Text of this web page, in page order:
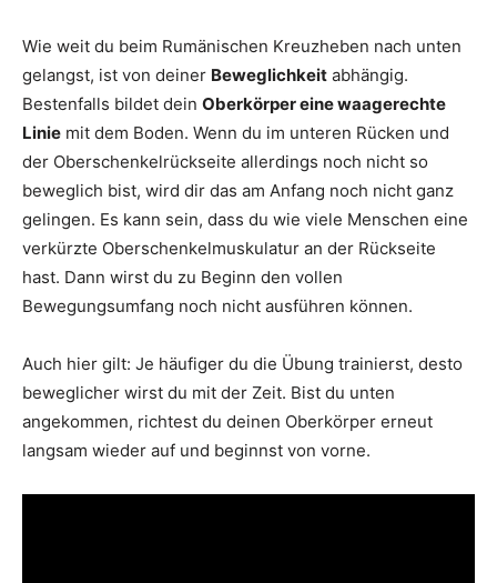
Wie weit du beim Rumänischen Kreuzheben nach unten
gelangst, ist von deiner Beweglichkeit abhängig.
Bestenfalls bildet dein Oberkörper eine waagerechte
Linie mit dem Boden. Wenn du im unteren Rücken und
der Oberschenkelrückseite allerdings noch nicht so
beweglich bist, wird dir das am Anfang noch nicht ganz
gelingen. Es kann sein, dass du wie viele Menschen eine
verkürzte Oberschenkelmuskulatur an der Rückseite
hast. Dann wirst du zu Beginn den vollen
Bewegungsumfang noch nicht ausführen können.
Auch hier gilt: Je häufiger du die Übung trainierst, desto
beweglicher wirst du mit der Zeit. Bist du unten
angekommen, richtest du deinen Oberkörper erneut
langsam wieder auf und beginnst von vorne.